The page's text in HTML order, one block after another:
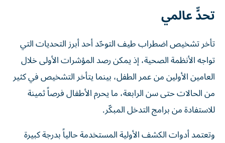
تحدٍّ عالمي
تأخر تشخيص اضطراب طيف التوحّد أحد أبرز التحديات التي
تواجه الأنظمة الصحية، إذ يمكن رصد المؤشرات الأولى خلال
العامين الأولين من عمر الطفل، بينما يتأخر التشخيص في كثير
من الحالات حتى سن الرابعة، ما يحرم الأطفال فرصاً ثمينة
للاستفادة من برامج التدخل المبكّر.
وتعتمد أدوات الكشف الأولية المستخدمة حالياً بدرجة كبيرة